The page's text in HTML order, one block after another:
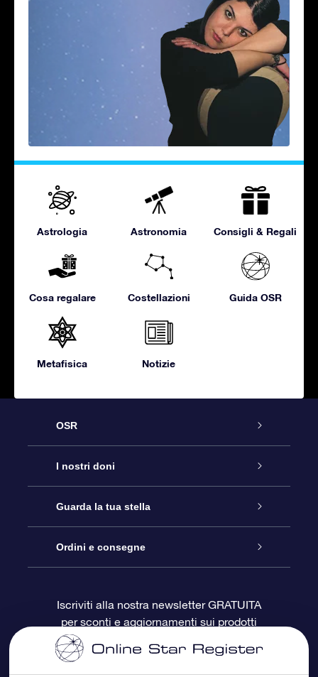
Astrologia Astronomia Consigli & Regali
Cosa regalare Costellazioni Guida OSR
Metafisica Notizie
OSR
Assistenza
Contattaci
Blog
OSR Recensioni
I nostri doni
Online Star Gift
Pacchetto regalo OSR
Gift Card OSR
Doni aziendali
Guarda la tua stella
Registro stellare
Star Page personalizzata
One Million Stars
Ordini e consegne
Informazioni di Pagamento
Iscriviti alla nostra newsletter GRATUITA
per sconti e aggiornamenti sui prodotti